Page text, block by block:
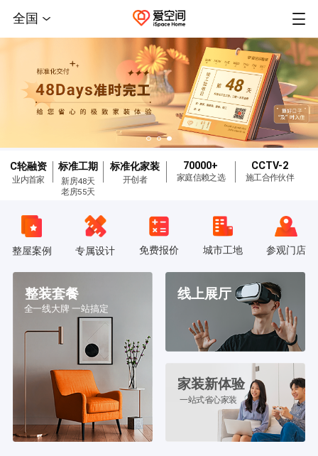
全国
C轮融资
业内首家
标准工期
新房48天
老房55天
标准化家装
开创者
70000+
家庭信赖之选
CCTV-2
施工合作伙伴
整屋案例 专属设计 免费报价 城市工地 参观门店
整装套餐
全一线大牌 一站搞定
线上展厅
家装新体验
一站式省心家装